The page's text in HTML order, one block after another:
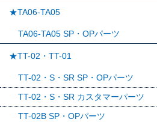
★TA06-TA05
TA06-TA05 SP・OPパーツ
★TT-02・TT-01
TT-02・S・SR SP・OPパーツ
TT-02・S・SR カスタマーパーツ
TT-02B SP・OPパーツ